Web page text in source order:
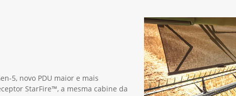
5, novo PDU maior e mais
StarFire™, a mesma cabine da